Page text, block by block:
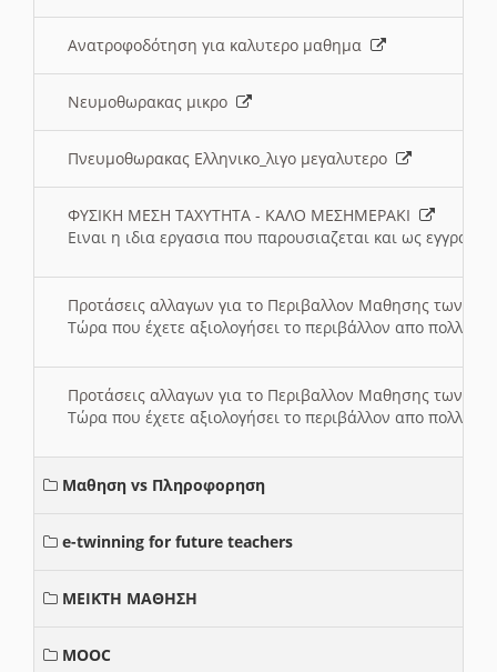
Ανατροφοδότηση για καλυτερο μαθημα
Νευμοθωρακας μικρο
Πνευμοθωρακας Ελληνικο_λιγο μεγαλυτερο
ΦΥΣΙΚΗ ΜΕΣΗ ΤΑΧΥΤΗΤΑ - ΚΑΛΟ ΜΕΣΗΜΕΡΑΚΙ
Ειναι η ιδια εργασια που παρουσιαζεται και ως
Προτάσεις αλλαγων για το Περιβαλλον Μαθησης των
Τώρα που έχετε αξιολογήσει το περιβάλλον απο πολλές
Προτάσεις αλλαγων για το Περιβαλλον Μαθησης των
Τώρα που έχετε αξιολογήσει το περιβάλλον απο πολλές
Μαθηση vs Πληροφορηση
e-twinning for future teachers
ΜΕΙΚΤΗ ΜΑΘΗΣΗ
MOOC